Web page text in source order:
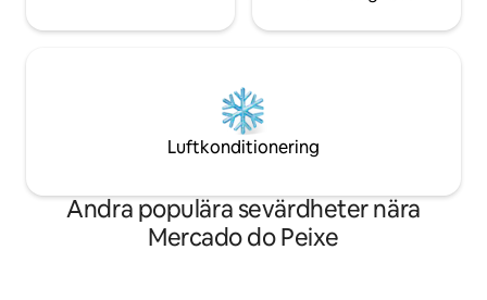
Luftkonditionering
Andra populära sevärdheter nära
Mercado do Peixe